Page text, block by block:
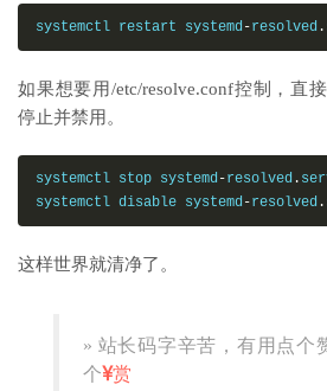
systemctl restart systemd-resolved .
如果想要用/etc/resolve.conf控制，直
停止并禁用。
systemctl stop systemd-resolved .
systemctl disable systemd-resolved .
这样世界就清净了。
» 站长码字辛苦，有用点个
个 赏